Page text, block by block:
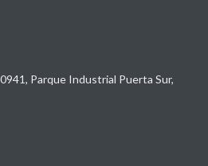
Parque Industrial Puerta Sur,